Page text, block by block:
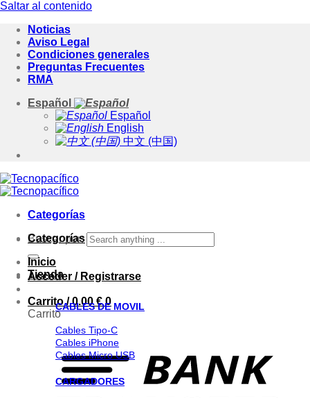
Saltar al contenido
Noticias
Aviso Legal
Condiciones generales
Preguntas Frecuentes
RMA
Español
Español
English
中文 (中国)
Categorías
Buscar por:
Acceder / Registrarse
Carrito /0.00€ 0
Carrito
Categorías
Inicio
Tienda
CABLES DE MOVIL
Cables Tipo-C
Cables iPhone
Cables Micro USB
CARGADORES